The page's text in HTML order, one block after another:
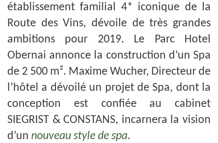
établissement familial 4* iconique de la
Route des Vins, dévoile de très grandes
ambitions pour 2019. Le Parc Hotel
Obernai annonce la construction d’un Spa
de 2 500 m². Maxime Wucher, Directeur de
l’hôtel a dévoilé un projet de Spa, dont la
conception est confiée au cabinet
SIEGRIST & CONSTANS, incarnera la vision
d’un nouveau style de spa.